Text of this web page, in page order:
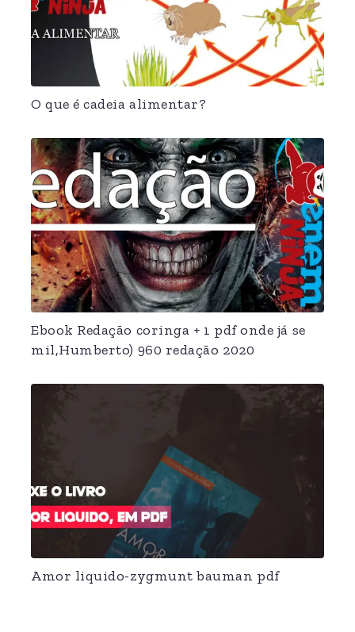
O que é cadeia alimentar?
Ebook Redação coringa + 1 pdf onde já se
mil,Humberto) 960 redação 2020
Amor liquido-zygmunt bauman pdf